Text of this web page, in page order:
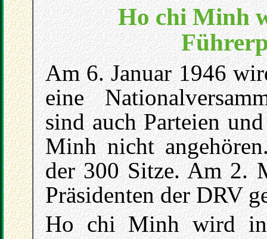
Ho chi Minh
Am 6. Januar 1946
eine
sind auch Parteien
Minh nicht
der 300 Sitze. Am 2.
Präsidenten der DRV
Ho chi Minh wird in